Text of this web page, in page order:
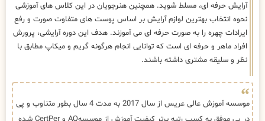
آرایش حرفه ای، مسلط شوید. همچنین هنرجویان در این کلاس های آموزشی
نحوه انتخاب بهترین لوازم آرایش بر اساس پوست های متفاوت صورت و رفع
ایرادات چهره را به صورت حرفه ای می آموزند. هدف این دوره آرایشی، پرورش
افراد ماهر و حرفه ای است که توانایی انجام هرگونه گریم و میکاپ مطابق با
نظر و سلیقه مشتری داشته باشند.
موسسه آموزش عالی عریس از سال 2017 به مدت 4 سال بطور متناوب و پی